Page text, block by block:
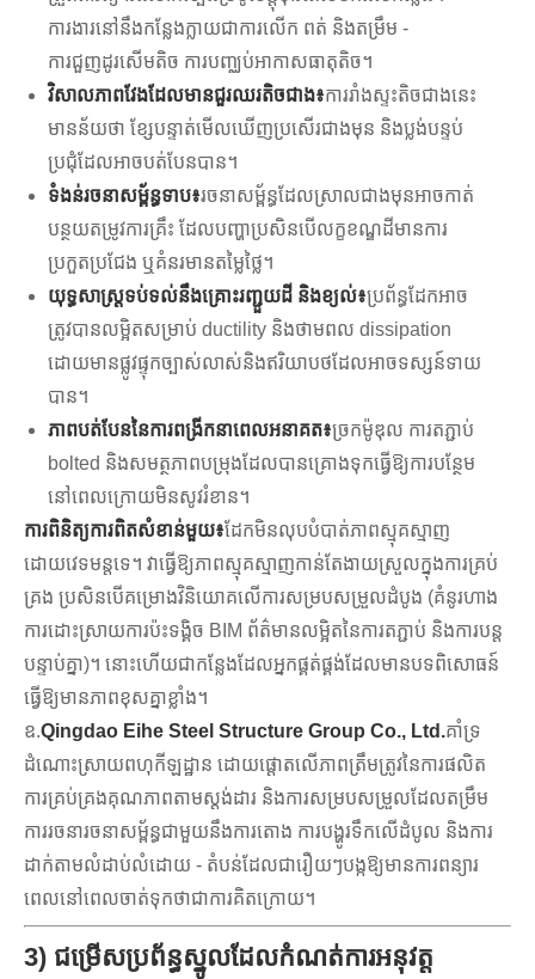
ការងារនៅនឹងកន្លែងក្លាយជាការលើក ពត់ និងតម្រឹម -
ការជួញដូរសើមតិច ការបញ្ឈប់អាកាសធាតុតិច។
វិសាលភាពវែងដែលមានជួរឈរតិចជាង៖ការរាំងស្ទះតិចជាងនេះ
មានន័យថា ខ្សែបន្ទាត់មើលឃើញប្រសើរជាងមុន និងប្លង់បន្ទប់
ប្រជុំដែលអាចបត់បែនបាន។
ទំងន់រចនាសម្ព័ន្ធទាប៖រចនាសម្ព័ន្ធដែលស្រាលជាងមុនអាចកាត់
បន្ថយតម្រូវការគ្រឹះ ដែលបញ្ហាប្រសិនបើលក្ខខណ្ឌដីមានការ
ប្រកួតប្រជែង ឬគំនរមានតម្លៃថ្លៃ។
យុទ្ធសាស្ត្រទប់ទល់នឹងគ្រោះរញ្ជួយដី និងខ្យល់៖ប្រព័ន្ធដែកអាច
ត្រូវបានលម្អិតសម្រាប់ ductility និងថាមពល dissipation
ដោយមានផ្លូវផ្ទុកច្បាស់លាស់និងឥរិយាបថដែលអាចទស្សន៍ទាយ
បាន។
ភាពបត់បែននៃការពង្រីកនាពេលអនាគត៖ច្រកម៉ូឌុល ការតភ្ជាប់
bolted និងសមត្ថភាពបម្រុងដែលបានគ្រោងទុកធ្វើឱ្យការបន្ថែម
នៅពេលក្រោយមិនសូវរំខាន។
ការពិនិត្យការពិតសំខាន់មួយ៖ដែកមិនលុបបំបាត់ភាពស្មុគស្មាញ
ដោយវេទមន្តទេ។ វាធ្វើឱ្យភាពស្មុគស្មាញកាន់តែងាយស្រួលក្នុងការគ្រប់
គ្រង ប្រសិនបើគម្រោងវិនិយោគលើការសម្របសម្រួលដំបូង (គំនូរហាង
ការដោះស្រាយការប៉ះទង្គិច BIM ព័ត៌មានលម្អិតនៃការតភ្ជាប់ និងការបន្ត
បន្ទាប់គ្នា)។ នោះហើយជាកន្លែងដែលអ្នកផ្គត់ផ្គង់ដែលមានបទពិសោធន៍
ធ្វើឱ្យមានភាពខុសគ្នាខ្លាំង។
ឧ.Qingdao Eihe Steel Structure Group Co., Ltd.គាំទ្រ
ដំណោះស្រាយពហុកីឡដ្ឋាន ដោយផ្តោតលើភាពត្រឹមត្រូវនៃការផលិត
ការគ្រប់គ្រងគុណភាពតាមស្តង់ដារ និងការសម្របសម្រួលដែលតម្រឹម
ការរចនារចនាសម្ព័ន្ធជាមួយនឹងការតោង ការបង្ហូរទឹកលើដំបូល និងការ
ដាក់តាមលំដាប់លំដោយ - តំបន់ដែលជារឿយៗបង្កឱ្យមានការពន្យារ
ពេលនៅពេលចាត់ទុកថាជាការគិតក្រោយ។
3) ជម្រើសប្រព័ន្ធស្នូលដែលកំណត់ការអនុវត្ត